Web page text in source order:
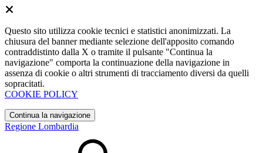
Questo sito utilizza cookie tecnici e statistici anonimizzati. La
chiusura del banner mediante selezione dell'apposito comando
contraddistinto dalla X o tramite il pulsante "Continua la
navigazione" comporta la continuazione della navigazione in
assenza di cookie o altri strumenti di tracciamento diversi da quelli
sopracitati.
COOKIE POLICY
Continua la navigazione
Regione Lombardia